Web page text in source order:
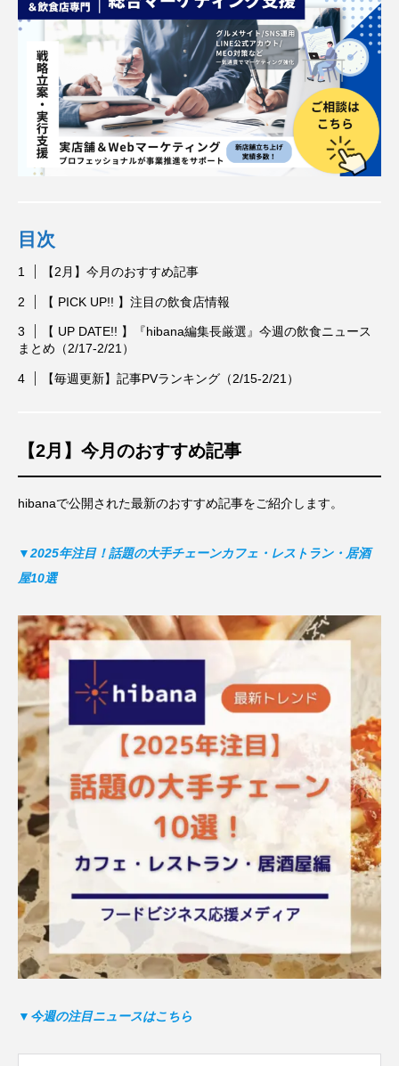
目次
【2月】今月のおすすめ記事
【 PICK UP!! 】注目の飲食店情報
【 UP DATE!! 】『hibana編集長厳選』今週の飲食ニュース
まとめ（2/17-2/21）
【毎週更新】記事PVランキング（2/15-2/21）
【2月】今月のおすすめ記事
hibanaで公開された最新のおすすめ記事をご紹介します。
▼2025年注目！話題の大手チェーンカフェ・レストラン・居酒
屋10選
▼今週の注目ニュースはこちら